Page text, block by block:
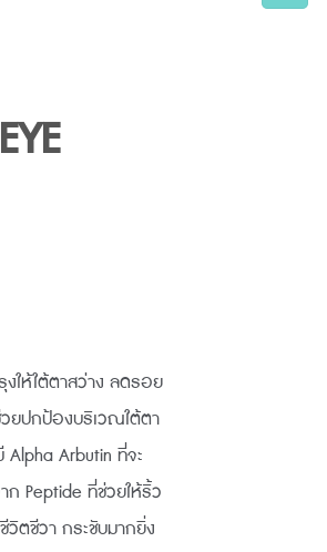
ให้ใต้ตาสว่าง ลดรอย
ยปกป้องบริเวณใต้ตา
Arbutin ที่จะ
ก Peptide ที่ช่วยให้ริ้ว
ตชีวา กระชับมากยิ่ง